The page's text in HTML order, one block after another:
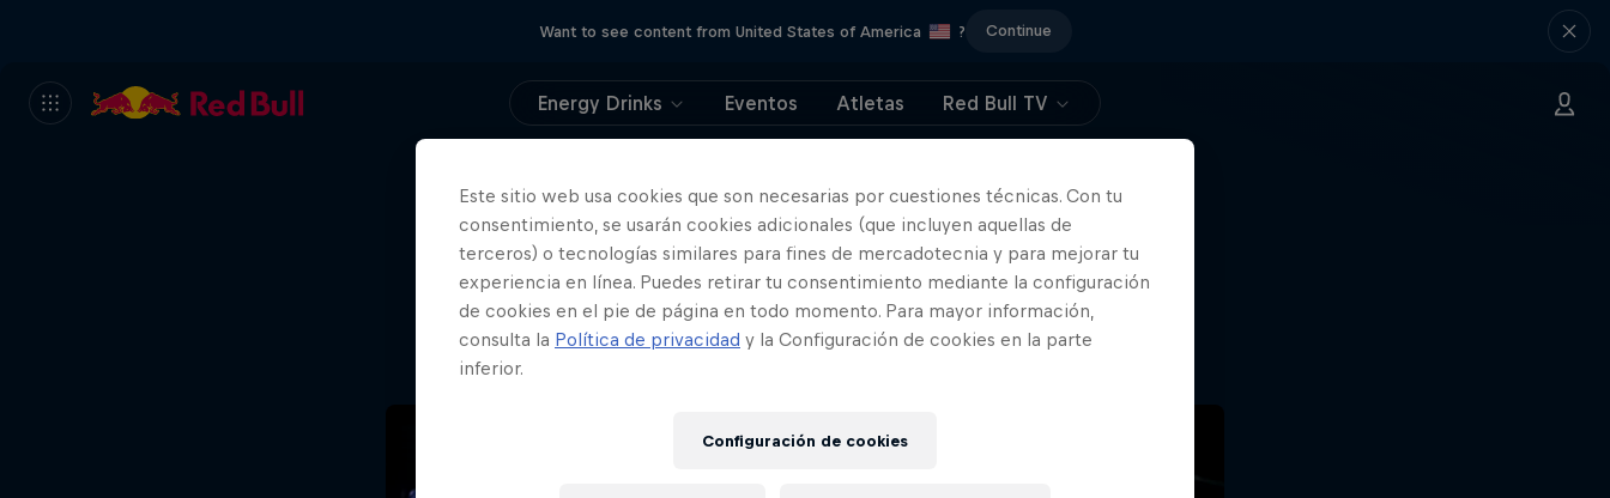
Want to see content from United States of America ? Continue
Energy Drinks Eventos Atletas Red Bull TV
404
Vaya. Lo sentimos. ¿Dónde
está la página?
Este sitio web usa cookies que son necesarias por cuestiones técnicas. Con tu
consentimiento, se usarán cookies adicionales (que incluyen aquellas de
terceros) o tecnologías similares para fines de mercadotecnia y para mejorar tu
experiencia en línea. Puedes retirar tu consentimiento mediante la configuración
de cookies en el pie de página en todo momento. Para mayor información,
consulta la Política de privacidad y la Configuración de cookies en la parte
inferior.
Configuración de cookies